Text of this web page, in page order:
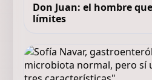
Don Juan: el hombre
límites